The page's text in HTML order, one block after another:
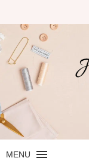
MENU